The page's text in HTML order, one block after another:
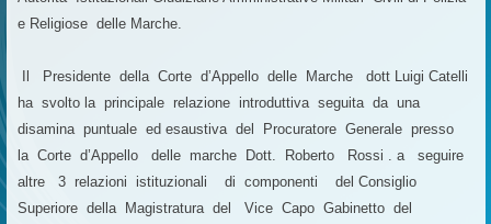
e Religiose delle Marche.
Il Presidente della Corte d’Appello delle Marche dott Luigi Catelli
ha svolto la principale relazione introduttiva seguita da una
disamina puntuale ed esaustiva del Procuratore Generale presso
la Corte d’Appello delle marche Dott. Roberto Rossi . a seguire
altre 3 relazioni istituzionali di componenti del Consiglio
Superiore della Magistratura del Vice Capo Gabinetto del